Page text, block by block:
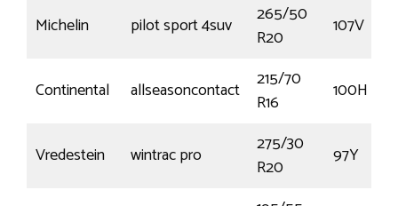
Michelin pilot sport 4suv
265/50
R20
107V
Continental allseasoncontact
215/70
R16
100H
Vredestein wintrac pro
275/30
R20
97Y